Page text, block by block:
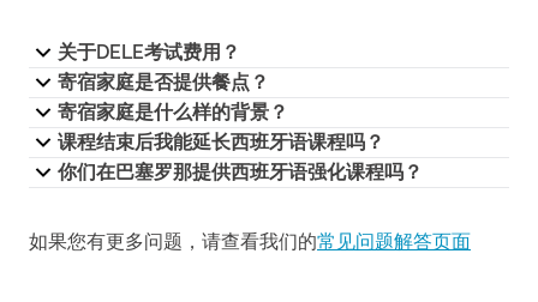
关于DELE考试费用？
寄宿家庭是否提供餐点？
寄宿家庭是什么样的背景？
课程结束后我能延长西班牙语课程吗？
你们在巴塞罗那提供西班牙语强化课程吗？
如果您有更多问题，请查看我们的常见问题解答页面